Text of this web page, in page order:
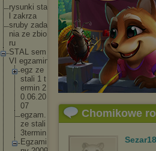
rysunki sta
l zakrza
sruby zada
nia ze z bio
ru
STAL sem
V I egzamin
egz ze
sta i 1 t
ermin 2
0.06.20
07
egzam.
ze sta i
3termin
Egzami
Chomikowe
Sezar18